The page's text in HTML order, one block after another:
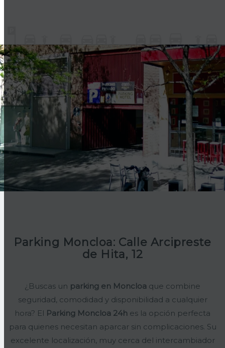
Parking Moncloa: Calle Arcipreste
de Hita, 12
¿Buscas un parking en Moncloa que combine
seguridad, comodidad y disponibilidad a cualquier
hora? El Parking Moncloa 24h es la opción perfecta
para quienes necesitan aparcar sin complicaciones. Su
excelente localización, muy cerca del intercambiador